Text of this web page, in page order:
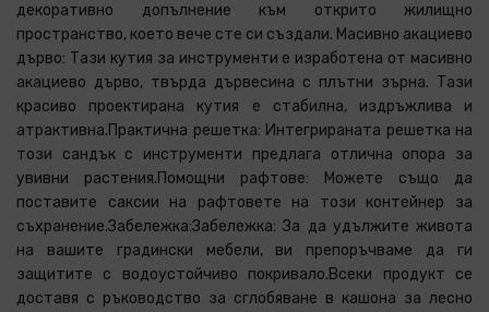
декоративно допълнение към открито жилищно
пространство, което вече сте си създали. Масивно акациево
дърво: Тази кутия за инструменти е изработена от масивно
акациево дърво, твърда дървесина с плътни зърна. Тази
красиво проектирана кутия е стабилна, издръжлива и
атрактивна.Практична решетка: Интегрираната решетка на
този сандък с инструменти предлага отлична опора за
увивни растения.Помощни рафтове: Можете също да
поставите саксии на рафтовете на този контейнер за
съхранение.Забележка:Забележка: За да удължите живота
на вашите градински мебели, ви препоръчваме да ги
защитите с водоустойчиво покривало.Всеки продукт се
доставя с ръководство за сглобяване в кашона за лесно